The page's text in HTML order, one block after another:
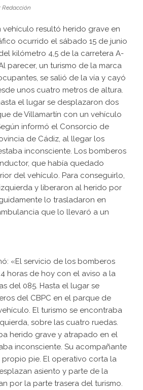
Redacción
resultó herido grave en
ocurrido el sábado 15 de junio
kilómetro 4,5 de la carretera A-
parecer, un turismo de la marca
se salió de la vía y cayó
unos cuatro metros de altura.
el lugar se desplazaron dos
de Villamartín con un vehículo
informó el Consorcio de
de Cádiz, al llegar los
inconsciente. Los bomberos
que había quedado
del vehículo. Para conseguirlo,
y liberaron al herido por
lo trasladaron en
que lo llevaró a un
«El servicio de los bomberos
horas de hoy con el aviso a la
del 085. Hasta el lugar se
del CBPC en el parque de
El turismo se encontraba
sobre las cuatro ruedas.
herido grave y atrapado en el
inconsciente. Su acompañante
propio pie. El operativo corta la
asiento y parte de la
por la parte trasera del turismo.